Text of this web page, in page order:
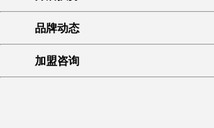
品牌动态
加盟咨询